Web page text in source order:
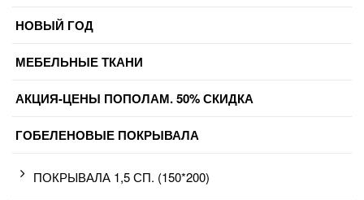
НОВЫЙ ГОД
МЕБЕЛЬНЫЕ ТКАНИ
АКЦИЯ-ЦЕНЫ ПОПОЛАМ. 50% СКИДКА
ГОБЕЛЕНОВЫЕ ПОКРЫВАЛА
ПОКРЫВАЛА 1,5 СП. (150*200)